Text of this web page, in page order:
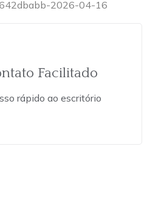
Facilitado
rápido ao escritório